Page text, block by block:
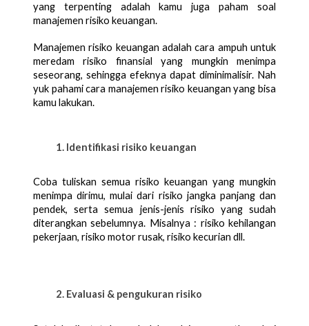
yang terpenting adalah kamu juga paham soal
manajemen risiko keuangan.
Manajemen risiko keuangan adalah cara ampuh untuk
meredam risiko finansial yang mungkin menimpa
seseorang, sehingga efeknya dapat diminimalisir. Nah
yuk pahami cara manajemen risiko keuangan yang bisa
kamu lakukan.
Identifikasi risiko keuangan
Coba tuliskan semua risiko keuangan yang mungkin
menimpa dirimu, mulai dari risiko jangka panjang dan
pendek, serta semua jenis-jenis risiko yang sudah
diterangkan sebelumnya. Misalnya : risiko kehilangan
pekerjaan, risiko motor rusak, risiko kecurian dll.
Evaluasi & pengukuran risiko